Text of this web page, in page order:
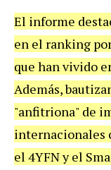
El informe
en el ranking
que han vivido
Además,
"anfitriona" de
internacionales
el 4YFN y el